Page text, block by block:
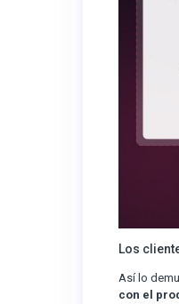
Los
Así lo
con el